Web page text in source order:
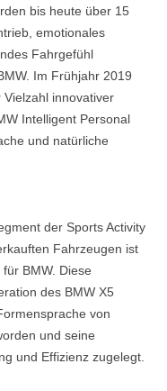
bis heute über 15
emotionales
Fahrgefühl
Im Frühjahr 2019
innovativer
Intelligent Personal
und natürliche
der Sports Activity
Fahrzeugen ist
BMW. Diese
des BMW X5
von
und seine
und Effizienz zugelegt.